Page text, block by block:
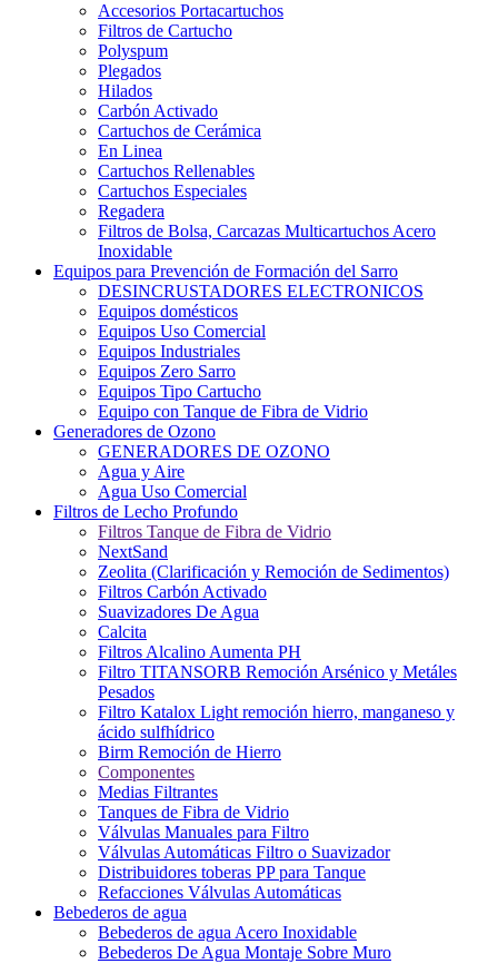
Accesorios Portacartuchos
Filtros de Cartucho
Polyspum
Plegados
Hilados
Carbón Activado
Cartuchos de Cerámica
En Linea
Cartuchos Rellenables
Cartuchos Especiales
Regadera
Filtros de Bolsa, Carcazas Multicartuchos Acero
Inoxidable
Equipos para Prevención de Formación del Sarro
DESINCRUSTADORES ELECTRONICOS
Equipos domésticos
Equipos Uso Comercial
Equipos Industriales
Equipos Zero Sarro
Equipos Tipo Cartucho
Equipo con Tanque de Fibra de Vidrio
Generadores de Ozono
GENERADORES DE OZONO
Agua y Aire
Agua Uso Comercial
Filtros de Lecho Profundo
Filtros Tanque de Fibra de Vidrio
NextSand
Zeolita (Clarificación y Remoción de Sedimentos)
Filtros Carbón Activado
Suavizadores De Agua
Calcita
Filtros Alcalino Aumenta PH
Filtro TITANSORB Remoción Arsénico y Metáles
Pesados
Filtro Katalox Light remoción hierro, manganeso y
ácido sulfhídrico
Birm Remoción de Hierro
Componentes
Medias Filtrantes
Tanques de Fibra de Vidrio
Válvulas Manuales para Filtro
Válvulas Automáticas Filtro o Suavizador
Distribuidores toberas PP para Tanque
Refacciones Válvulas Automáticas
Bebederos de agua
Bebederos de agua Acero Inoxidable
Bebederos De Agua Montaje Sobre Muro